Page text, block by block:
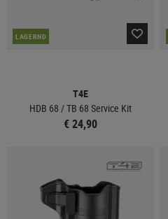
LAGERND
T4E
HDB 68 / TB 68 Service Kit
€ 24,90